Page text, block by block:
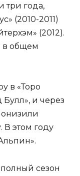
три года,
(2010-2011)
(2012).
в общем
в «Торо
Булл», и через
В этом году
сезон